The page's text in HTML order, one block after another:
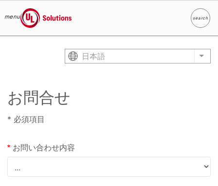
menu
UL Solutions
search
検索
日本語 List
お問合せ
* 必須項目
お問い合わせ内容